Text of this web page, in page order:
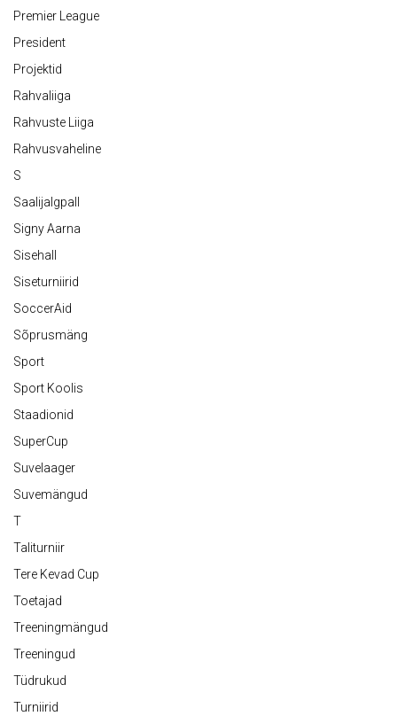
Premier League
President
Projektid
Rahvaliiga
Rahvuste Liiga
Rahvusvaheline
S
Saalijalgpall
Signy Aarna
Sisehall
Siseturniirid
SoccerAid
Sõprusmäng
Sport
Sport Koolis
Staadionid
SuperCup
Suvelaager
Suvemängud
T
Taliturniir
Tere Kevad Cup
Toetajad
Treeningmängud
Treeningud
Tüdrukud
Turniirid